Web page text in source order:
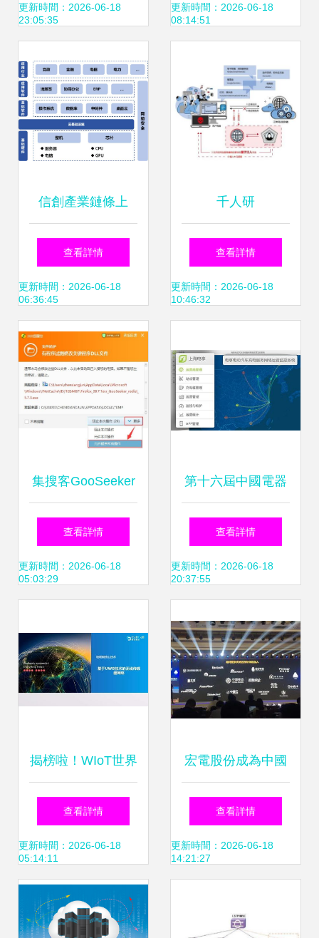
北交所上市 三年利
更新時間：2026-06-18
23:05:35
發中的雙引擎
更新時間：2026-06-18
08:14:51
信創產業鏈條上
的“明珠”企業 申威
與全產業鏈伙伴集
體亮相Cite2024
查看詳情
更新時間：2026-06-18
06:36:45
千人研
發“路”（法）與生
態護城河 從小米團
果技術穩定之思
查看詳情
更新時間：2026-06-18
10:46:32
集搜客GooSeeker
網頁抓取軟件的強
勢崛起
查看詳情
更新時間：2026-06-18
05:03:29
第十六屆中國電器
文化節暨國際電工
產品博覽會聚焦網
成果
查看詳情
更新時間：2026-06-18
20:37:55
揭榜啦！WIoT世界
物聯網大賽參賽項
目評分榜（二） 網
絡技術軟件的研發
突破
查看詳情
更新時間：2026-06-18
05:14:11
宏電股份成為中國
移動首批工業互聯
網生態合作伙伴 技
查看詳情
更新時間：2026-06-18
14:21:27